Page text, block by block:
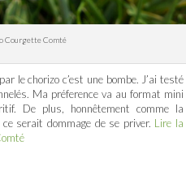
Courgette Comté
le chorizo c’est une bombe. J’ai testé
Ma préference va au format mini
De plus, honnêtement comme la
serait dommage de se priver. Lire la